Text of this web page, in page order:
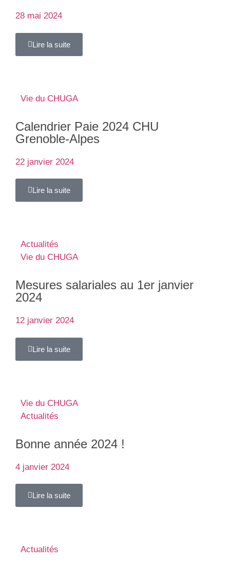
28 mai 2024
Lire la suite
Vie du CHUGA
Calendrier Paie 2024 CHU
Grenoble-Alpes
22 janvier 2024
Lire la suite
Actualités
Vie du CHUGA
Mesures salariales au 1er janvier
2024
12 janvier 2024
Lire la suite
Vie du CHUGA
Actualités
Bonne année 2024 !
4 janvier 2024
Lire la suite
Actualités